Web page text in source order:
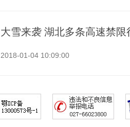
大雪来袭 湖北多条高速禁限
2018-01-04 10:09:00